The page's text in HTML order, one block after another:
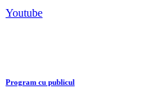
Youtube
Program cu publicul